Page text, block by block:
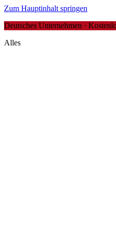
Zum Hauptinhalt springen
Deutsches Unternehmen ·
Alles